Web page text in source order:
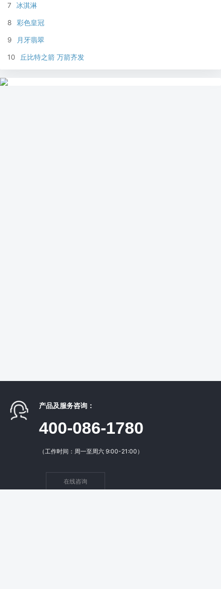
7 冰淇淋
8 彩色皇冠
9 月牙翡翠
10 丘比特之箭 万箭齐发
产品及服务咨询：
400-086-1780
（工作时间：周一至周六 9:00-21:00）
在线咨询